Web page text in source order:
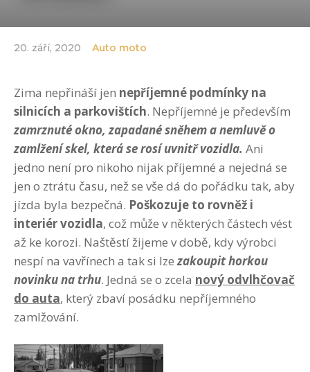
20. září, 2020 Auto moto
Zima nepřináší jen nepříjemné podmínky na
silnicích a parkovištích. Nepříjemné je především
zamrznuté okno, zapadané sněhem a nemluvě o
zamlžení skel, která se rosí uvnitř vozidla. Ani
jedno není pro nikoho nijak příjemné a nejedná se
jen o ztrátu času, než se vše dá do pořádku tak, aby
jízda byla bezpečná. Poškozuje to rovněž i
interiér vozidla, což může v některých částech vést
až ke korozi. Naštěstí žijeme v době, kdy výrobci
nespí na vavřínech a tak si lzezakoupit horkou
novinku na trhu. Jedná se o zcela nový odvlhčovač
do auta, který zbaví posádku nepříjemného
zamlžování.